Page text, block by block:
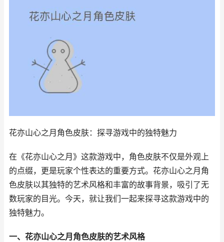
花亦山心之月角色皮肤：探寻游戏中的独特魅力
在《花亦山心之月》这款游戏中，角色皮肤不仅是外观上
的点缀，更是玩家个性表达的重要方式。花亦山心之月角
色皮肤以其独特的艺术风格和丰富的故事背景，吸引了无
数玩家的目光。今天，就让我们一起来探寻这款游戏中的
独特魅力。
一、花亦山心之月角色皮肤的艺术风格